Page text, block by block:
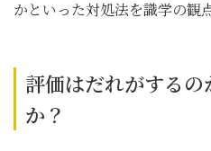
かといった対処法を識学の観
評価はだれがする
か？